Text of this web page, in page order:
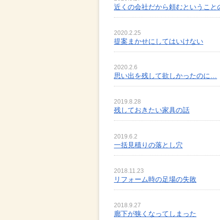
近くの会社だから頼むということ
2020.2.25
提案まかせにしてはいけない
2020.2.6
思い出を残して欲しかったのに…
2019.8.28
残しておきたい家具の話
2019.6.2
一括見積りの落とし穴
2018.11.23
リフォーム時の足場の失敗
2018.9.27
廊下が狭くなってしまった